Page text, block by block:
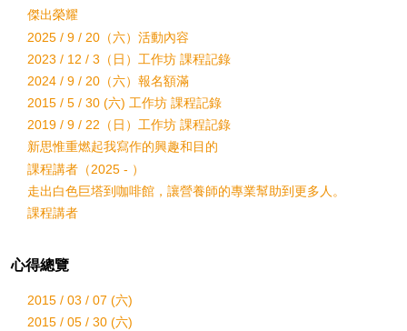
傑出榮耀
2025 / 9 / 20（六）活動內容
2023 / 12 / 3（日）工作坊 課程記錄
2024 / 9 / 20（六）報名額滿
2015 / 5 / 30 (六) 工作坊 課程記錄
2019 / 9 / 22（日）工作坊 課程記錄
新思惟重燃起我寫作的興趣和目的
課程講者（2025 - ）
走出白色巨塔到咖啡館，讓營養師的專業幫助到更多人。
課程講者
心得總覽
2015 / 03 / 07 (六)
2015 / 05 / 30 (六)